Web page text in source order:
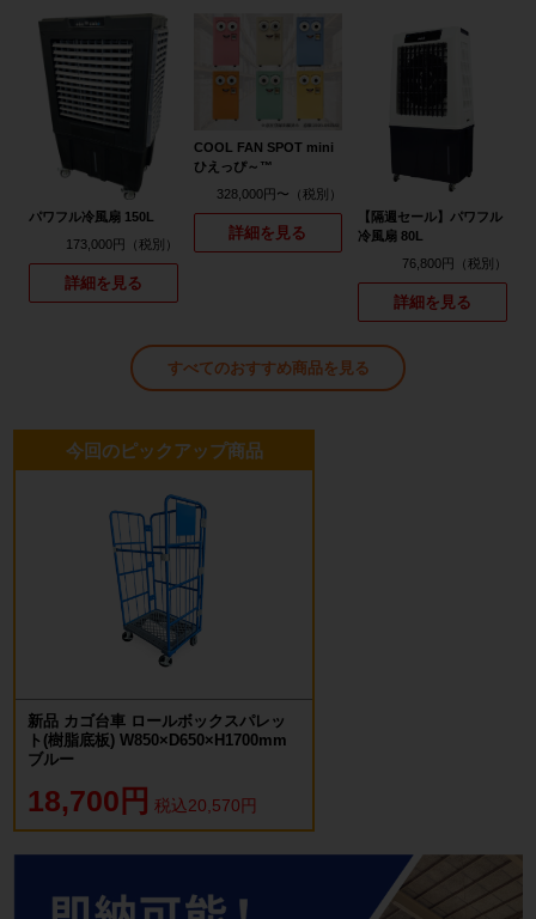
パワフル冷風扇 150L
173,000円
詳細を見る
COOL FAN SPOT mini
ひえっぴ～™
328,000円〜
詳細を見る
【隔週セール】パワフル
冷風扇 80L
76,800円
詳細を見る
すべてのおすすめ商品を見る
今回のピックアップ商品
新品 カゴ台車 ロールボックスパレッ
ト(樹脂底板) W850×D650×H1700mm
ブルー
18,700円 税込20,570円